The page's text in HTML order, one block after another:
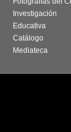
Investigación
Educativa
Catálogo
Mediateca